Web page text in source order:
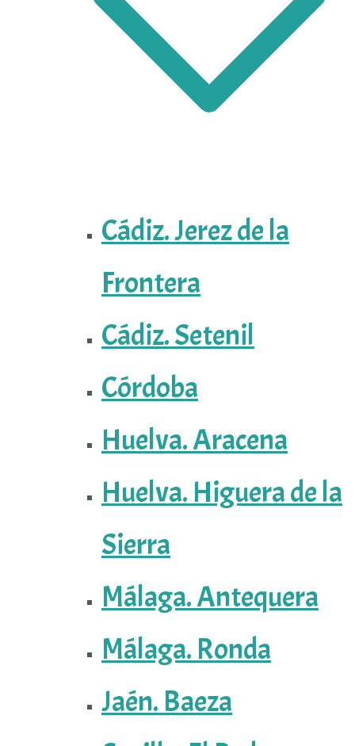
Cádiz. Jerez de la
Frontera
Cádiz. Setenil
Córdoba
Huelva. Aracena
Huelva. Higuera de la
Sierra
Málaga. Antequera
Málaga. Ronda
Jaén. Baeza